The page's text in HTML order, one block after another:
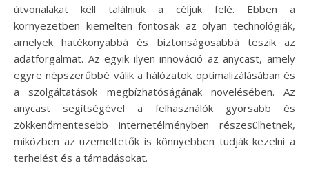
útvonalakat kell találniuk a céljuk felé. Ebben a
környezetben kiemelten fontosak az olyan technológiák,
amelyek hatékonyabbá és biztonságosabbá teszik az
adatforgalmat. Az egyik ilyen innováció az anycast, amely
egyre népszerűbbé válik a hálózatok optimalizálásában és
a szolgáltatások megbízhatóságának növelésében. Az
anycast segítségével a felhasználók gyorsabb és
zökkenőmentesebb internetélményben részesülhetnek,
miközben az üzemeltetők is könnyebben tudják kezelni a
terhelést és a támadásokat.